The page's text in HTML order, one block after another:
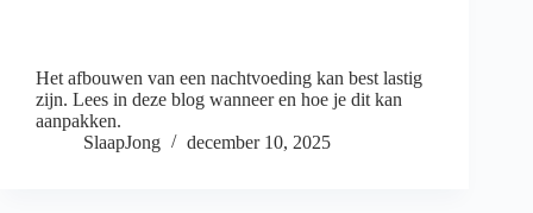
Het afbouwen van een nachtvoeding kan best lastig
zijn. Lees in deze blog wanneer en hoe je dit kan
aanpakken.
SlaapJong
december 10, 2025